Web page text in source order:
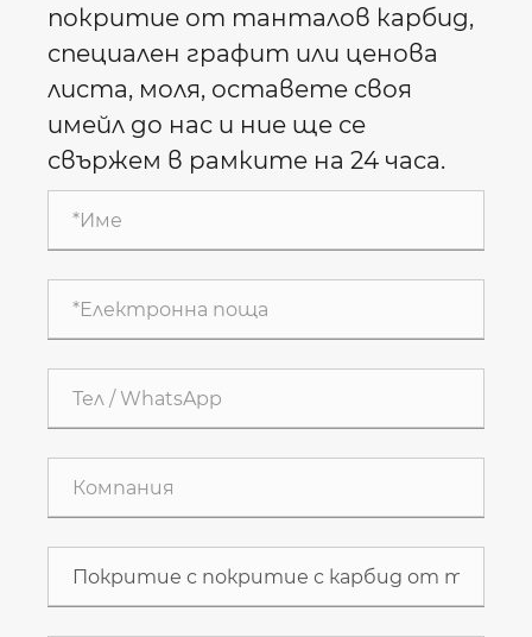
покритие от танталов карбид,
специален графит или ценова
листа, моля, оставете своя
имейл до нас и ние ще се
свържем в рамките на 24 часа.